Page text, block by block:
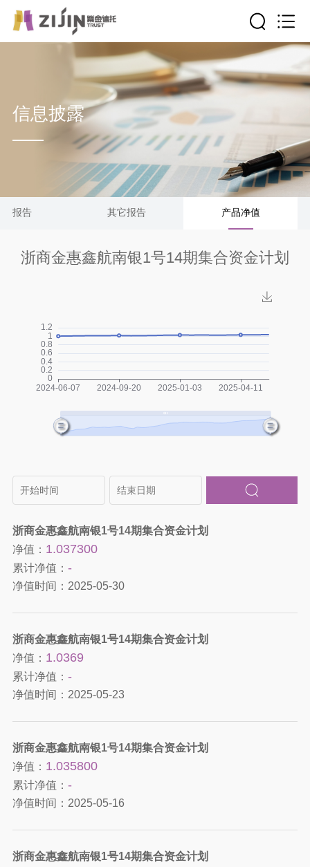
信息披露
算报告 其它报告 产品净值
浙商金惠鑫航南银1号14期集合资金计划
浙商金惠鑫航南银1号14期集合资金计划
净值： 1.037300
累计净值： -
净值时间： 2025-05-30
浙商金惠鑫航南银1号14期集合资金计划
净值： 1.0369
累计净值： -
净值时间： 2025-05-23
浙商金惠鑫航南银1号14期集合资金计划
净值： 1.035800
累计净值： -
净值时间： 2025-05-16
浙商金惠鑫航南银1号14期集合资金计划